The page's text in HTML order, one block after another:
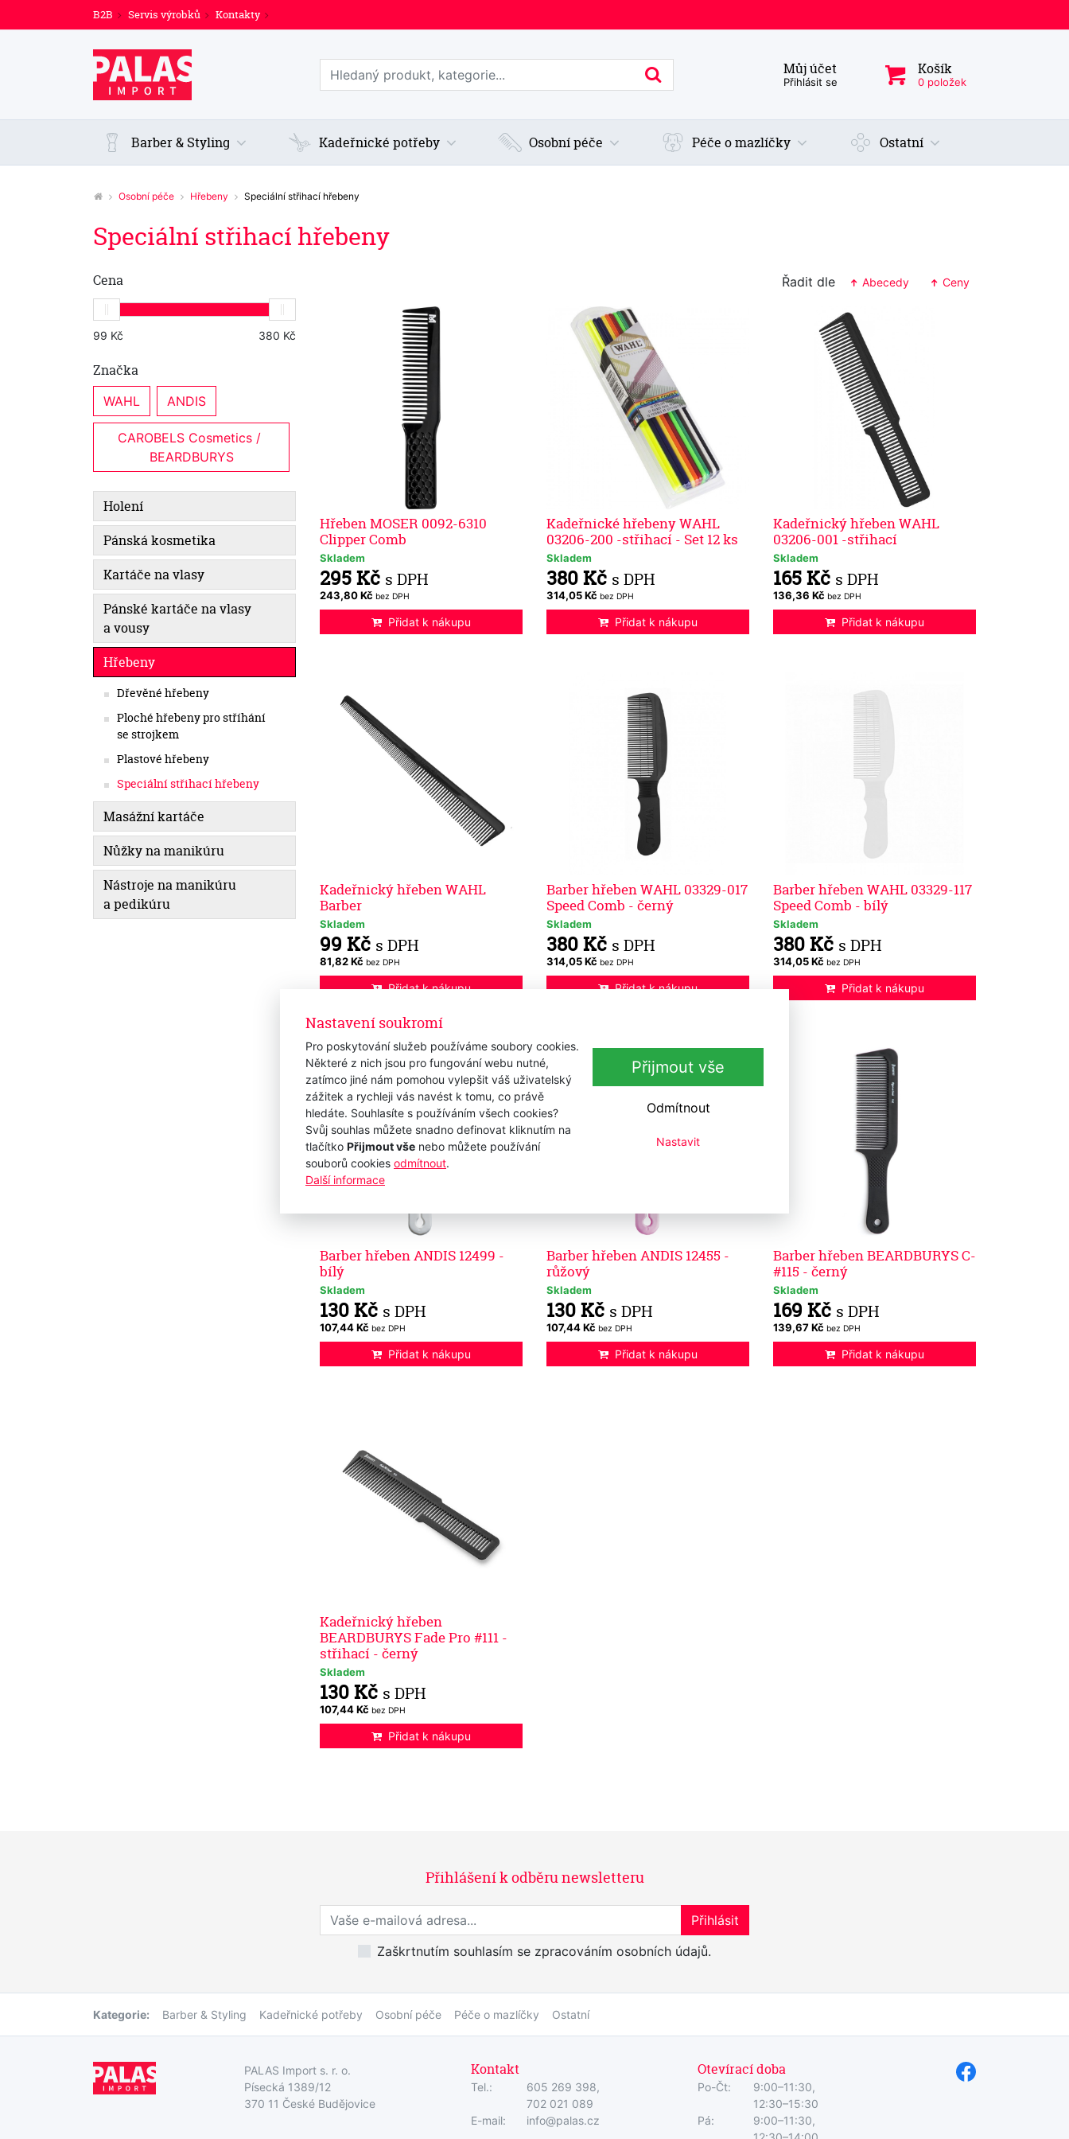
Nastavení soukromí
Pro poskytování služeb používáme soubory cookies.
Některé z nich jsou pro fungování webu nutné,
zatímco jiné nám pomohou vylepšit váš uživatelský
zážitek a rychleji vás navést k tomu, co právě
hledáte. Souhlasíte s používáním všech cookies?
Svůj souhlas můžete snadno definovat kliknutím na
tlačítko Přijmout vše nebo můžete používání
souborů cookies odmítnout.
Další informace
Přijmout vše
Odmítnout
Nastavit
B2B Servis výrobků Kontakty
Můj účet
Přihlásit se
Košík
0 položek
Prohledat web Hledaný produkt, kategorie...
Barber & Styling Kadeřnické potřeby Osobní péče Péče o mazlíčky Ostatní
Osobní péče Hřebeny Speciální střihací hřebeny
Speciální střihací hřebeny
Cena
Značka
WAHL ANDIS
CAROBELS Cosmetics /
BEARDBURYS
Holení
Pánská kosmetika
Kartáče na vlasy
Pánské kartáče na vlasy
a vousy
Hřebeny
Dřevěné hřebeny
Ploché hřebeny pro stříhání
se strojkem
Plastové hřebeny
Speciální střihací hřebeny
Masážní kartáče
Nůžky na manikúru
Nástroje na manikúru
a pedikúru
Řadit dle Abecedy Ceny
Hřeben MOSER 0092-6310
Clipper Comb
Skladem
295 Kč s DPH
243,80 Kč bez DPH
Přidat k nákupu
Kadeřnické hřebeny WAHL
03206-200 -střihací - Set 12 ks
Skladem
380 Kč s DPH
314,05 Kč bez DPH
Přidat k nákupu
Kadeřnický hřeben WAHL
03206-001 -střihací
Skladem
165 Kč s DPH
136,36 Kč bez DPH
Přidat k nákupu
Kadeřnický hřeben WAHL
Barber
Skladem
99 Kč s DPH
81,82 Kč bez DPH
Přidat k nákupu
Barber hřeben WAHL 03329-017
Speed Comb - černý
Skladem
380 Kč s DPH
314,05 Kč bez DPH
Přidat k nákupu
Barber hřeben WAHL 03329-117
Speed Comb - bílý
Skladem
380 Kč s DPH
314,05 Kč bez DPH
Přidat k nákupu
Barber hřeben ANDIS 12499 -
bílý
Skladem
130 Kč s DPH
107,44 Kč bez DPH
Přidat k nákupu
Barber hřeben ANDIS 12455 -
růžový
Skladem
130 Kč s DPH
107,44 Kč bez DPH
Přidat k nákupu
Barber hřeben BEARDBURYS C-
#115 - černý
Skladem
169 Kč s DPH
139,67 Kč bez DPH
Přidat k nákupu
Kadeřnický hřeben
BEARDBURYS Fade Pro #111 -
střihací - černý
Skladem
130 Kč s DPH
107,44 Kč bez DPH
Přidat k nákupu
Přihlášení k odběru newsletteru
Přihlaste se k odběru novinekPřihlásit
Zaškrtnutím souhlasím se zpracováním osobních údajů.
Kategorie: Barber & Styling Kadeřnické potřeby Osobní péče Péče o mazlíčky Ostatní
PALAS Import s. r. o.
Písecká 1389/12
370 11 České Budějovice
Kontakt
Tel.:
605 269 398,
702 021 089
E-mail:
info@palas.cz
Otevírací doba
Po-Čt:
9:00–11:30,
12:30–15:30
Pá:
9:00–11:30,